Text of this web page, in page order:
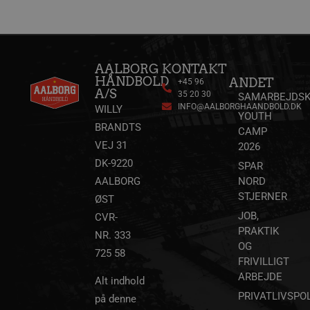
AALBORG
HÅNDBOLD
A/S
WILLY
BRANDTS
VEJ 31
DK-9220
AALBORG
ØST
CVR-
NR. 333
725 58
Alt indhold
på denne
KONTAKT
+45 96
35 20 30
INFO@AALBORGHAANDBOLD.DK
ANDET
YOUTH
CAMP
2026
SPAR
NORD
STJERNER
JOB,
PRAKTIK
OG
FRIVILLIGT
ARBEJDE
.youtube.com
lf-cmp-189350 aalborghaandbold.dk 1 år